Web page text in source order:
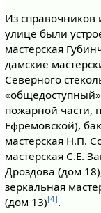
Из справочников
улице были
мастерская
дамские
Северного
пожарной части,
Ефремовской),
мастерская Н.П.
мастерская С.Е.
Дроздова (дом
зеркальная
(дом 13)[4].